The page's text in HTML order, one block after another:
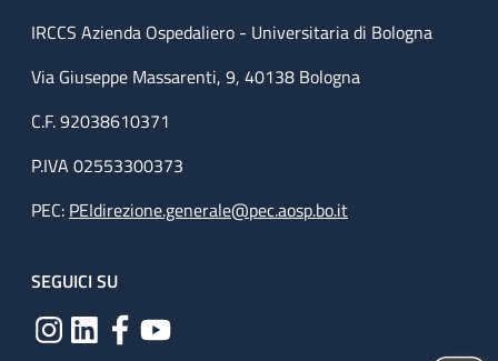
IRCCS Azienda Ospedaliero - Universitaria di Bologna
Via Giuseppe Massarenti, 9, 40138 Bologna
C.F. 92038610371
P.IVA 02553300373
PEC: PEIdirezione.generale@pec.aosp.bo.it
SEGUICI SU